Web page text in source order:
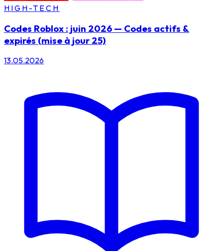
HIGH-TECH
Codes Roblox : juin 2026 — Codes actifs &
expirés (mise à jour 25)
13.05.2026